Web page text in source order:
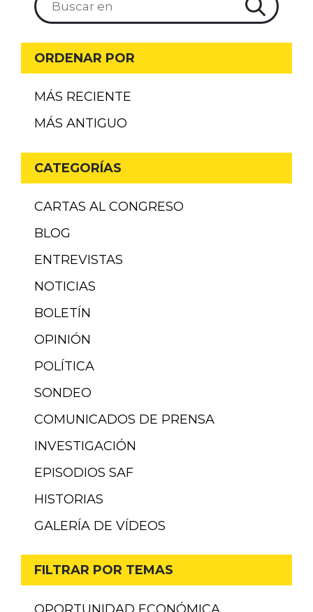
ORDENAR POR
MÁS RECIENTE
MÁS ANTIGUO
CATEGORÍAS
CARTAS AL CONGRESO
BLOG
ENTREVISTAS
NOTICIAS
BOLETÍN
OPINIÓN
POLÍTICA
SONDEO
COMUNICADOS DE PRENSA
INVESTIGACIÓN
EPISODIOS SAF
HISTORIAS
GALERÍA DE VÍDEOS
FILTRAR POR TEMAS